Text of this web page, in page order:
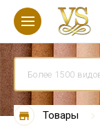
Товары